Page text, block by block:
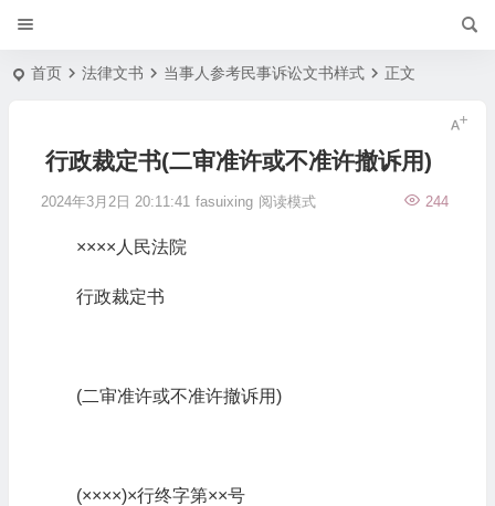
首页 法律文书 当事人参考民事诉讼文书样式 正文
行政裁定书(二审准许或不准许撤诉用)
2024年3月2日 20:11:41 fasuixing 244
阅读模式
××××人民法院
行政裁定书
(二审准许或不准许撤诉用)
(××××)×行终字第××号